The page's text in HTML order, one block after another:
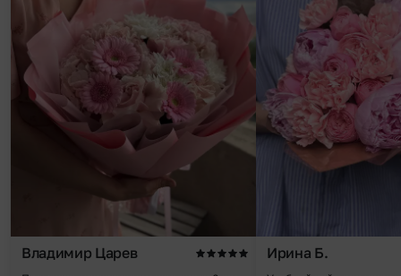
Владимир Царев Ирина Б.